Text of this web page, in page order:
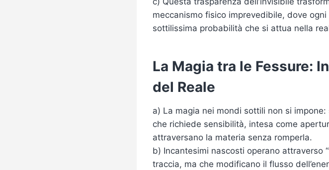
meccanismo fisico imprevedibile, dove
sottilissima probabilità che si attua nella
La Magia tra le Fessure:
del Reale
a) La magia nei mondi sottili non si
che richiede sensibilità, intesa come
attraversano la materia senza romperla.
b) Incantesimi nascosti operano attraverso
traccia, ma che modificano il flusso